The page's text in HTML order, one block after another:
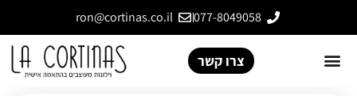
077-8049058
ron@cortinas.co.il
צרו קשר